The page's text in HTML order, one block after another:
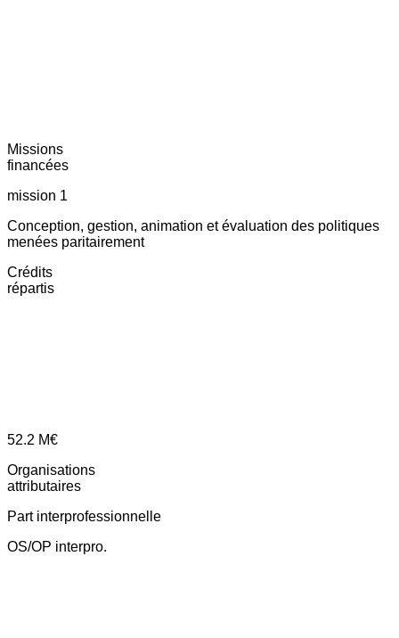
Missions
financées
mission 1
Conception, gestion, animation et évaluation des politiques
menées paritairement
Crédits
répartis
52.2 M€
Organisations
attributaires
Part interprofessionnelle
OS/OP interpro.